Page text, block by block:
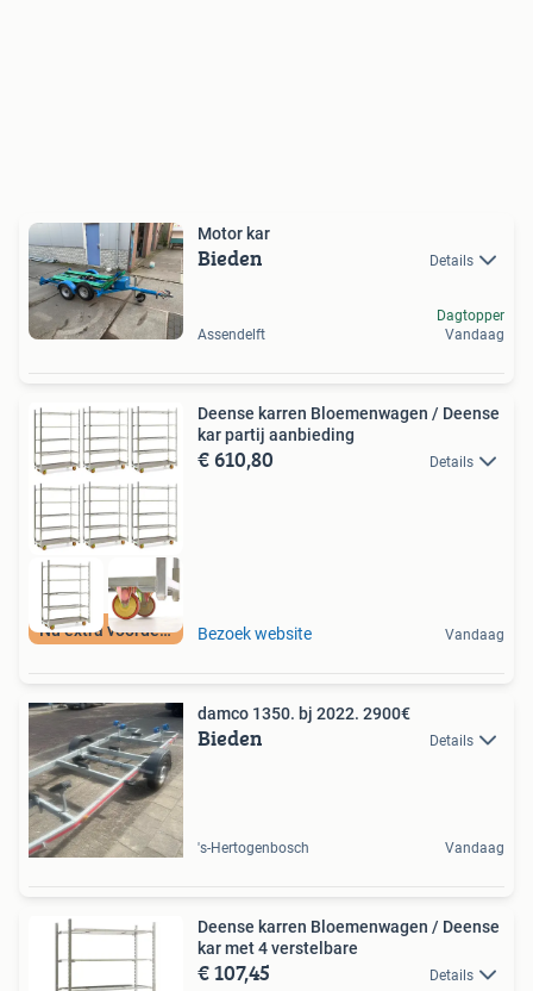
Motor kar
Bieden Details
Assendelft
Dagtopper
Vandaag
Nu extra voordeel
Deense karren Bloemenwagen / Deense
kar partij aanbieding
€ 610,80 Details
Bezoek website Vandaag
damco 1350. bj 2022. 2900€
Bieden Details
's-Hertogenbosch Vandaag
Deense karren Bloemenwagen / Deense
kar met 4 verstelbare
€ 107,45 Details